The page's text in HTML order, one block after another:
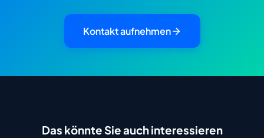
Kontakt aufnehmen
Das könnte Sie auch interessieren